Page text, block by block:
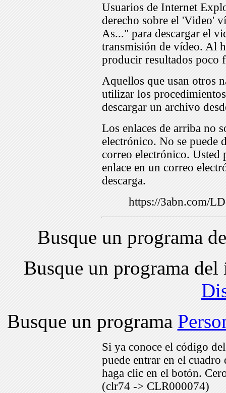
Usuarios de Internet
derecho sobre el 'Video'
As..." para descargar el
transmisión de vídeo. Al
producir resultados poco
Aquellos que usan otros
utilizar los
descargar un archivo
Los enlaces de arriba no
electrónico. No se puede
correo electrónico. Usted
enlace en un correo
descarga.
https://3abn.com/
Busque un programa
Busque un programa
Busque un programa
Si ya conoce el código
puede entrar en el
haga clic en el botón.
(clr74 -> CLR000074)